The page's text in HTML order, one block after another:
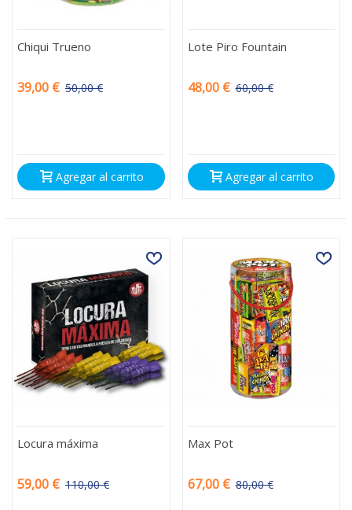
Chiqui Trueno
39,00 € 50,00 €
Agregar al carrito
Lote Piro Fountain
48,00 € 60,00 €
Agregar al carrito
Locura máxima
59,00 € 110,00 €
Max Pot
67,00 € 80,00 €